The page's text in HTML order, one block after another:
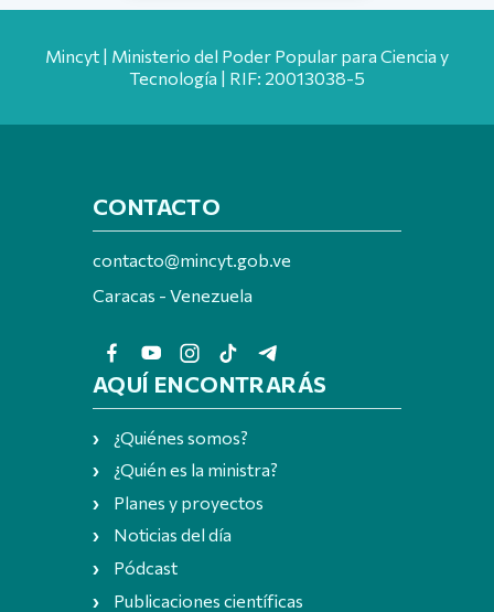
Mincyt | Ministerio del Poder Popular para Ciencia y
Tecnología | RIF: 20013038-5
CONTACTO
contacto@mincyt.gob.ve
Caracas - Venezuela
AQUÍ ENCONTRARÁS
¿Quiénes somos?
¿Quién es la ministra?
Planes y proyectos
Noticias del día
Pódcast
Publicaciones científicas